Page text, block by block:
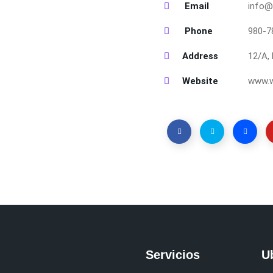
Email
Phone 980-
Address 12/A,
Website
Servicios